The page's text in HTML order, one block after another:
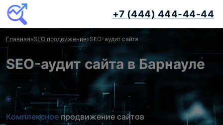
+7 (444) 444-44-44
Главная»SEO продвижение»SEO-аудит сайта
SEO-аудит сайта в Барнауле
Комплексноепродвижение сайтов